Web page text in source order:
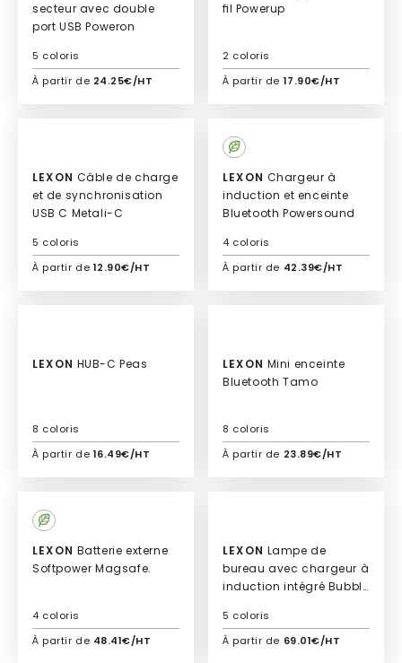
secteur avec double
port USB Poweron
À partir de 24.25€/HT
5 coloris
ﬁl Powerup
À partir de 17.90€/HT
2 coloris
LEXON
et de synchronisation
USB C Metali-C
À partir de 12.90€/HT
5 coloris
LEXON
induction et enceinte
Bluetooth Powersound
À partir de 42.39€/HT
4 coloris
LEXON HUB-C Peas
À partir de 16.49€/HT
8 coloris
LEXON
Bluetooth Tamo
À partir de 23.89€/HT
8 coloris
Culte
LEXON
Softpower Magsafe.
À partir de 48.41€/HT
4 coloris
LEXON
bureau avec chargeur à
induction intégré Bubble
À partir de 69.01€/HT
5 coloris